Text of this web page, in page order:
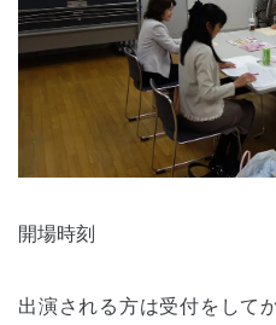
開場時刻
出演される方は受付をして